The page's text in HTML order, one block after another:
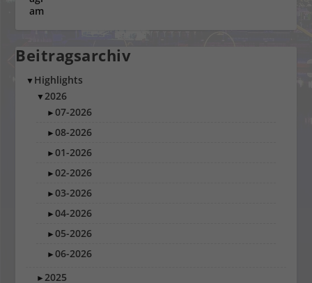
Beitragsarchiv
▼ Highlights
▼2026
►07-2026
►08-2026
►01-2026
►02-2026
►03-2026
►04-2026
►05-2026
►06-2026
►2025